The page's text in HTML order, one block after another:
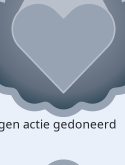
actie gedoneerd